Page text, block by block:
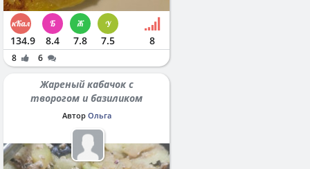
134.9 8.4 7.8 7.5 8
8 6
Жареный кабачок с
творогом и базиликом
Автор Ольга